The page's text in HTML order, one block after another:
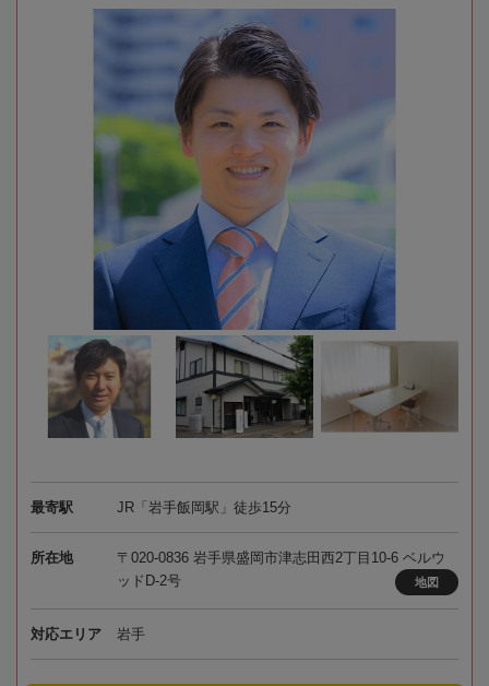
最寄駅 JR「岩手飯岡駅」徒歩15分
所在地
〒020-0836 岩手県盛岡市津志田西2丁目10-6 ベルウ
ッドD‐2号
地図
対応エリア 岩手